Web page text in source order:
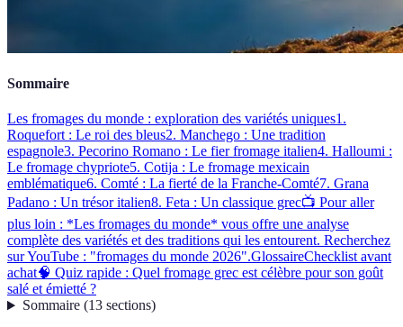
Sommaire
Les fromages du monde : exploration des variétés uniques1.
Roquefort : Le roi des bleus2. Manchego : Une tradition
espagnole3. Pecorino Romano : Le fier fromage italien4. Halloumi :
Le fromage chypriote5. Cotija : Le fromage mexicain
emblématique6. Comté : La fierté de la Franche-Comté7. Grana
Padano : Un trésor italien8. Feta : Un classique grec📺 Pour aller
plus loin : *Les fromages du monde* vous offre une analyse
complète des variétés et des traditions qui les entourent. Recherchez
sur YouTube : "fromages du monde 2026".GlossaireChecklist avant
achat🧠 Quiz rapide : Quel fromage grec est célèbre pour son goût
salé et émietté ?
Sommaire(13 sections)